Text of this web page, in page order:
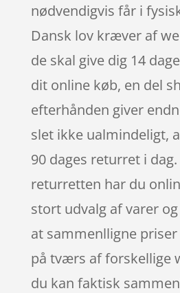
nødvendigvis får i
Dansk lov kræver af
de skal give dig 14
dit online køb, en del
efterhånden giver
slet ikke ualmindeligt,
90 dages returret i
returretten har du
stort udvalg af varer
at sammenlligne
på tværs af forskellige
du kan faktisk